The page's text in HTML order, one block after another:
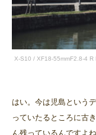
X-S10 / XF18-55mmF2.8-4
はい。今は児島という
っていたるところに古
ん残っているんですよ